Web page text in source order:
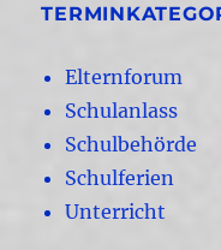
Elternforum
Schulanlass
Schulbehörde
Schulferien
Unterricht